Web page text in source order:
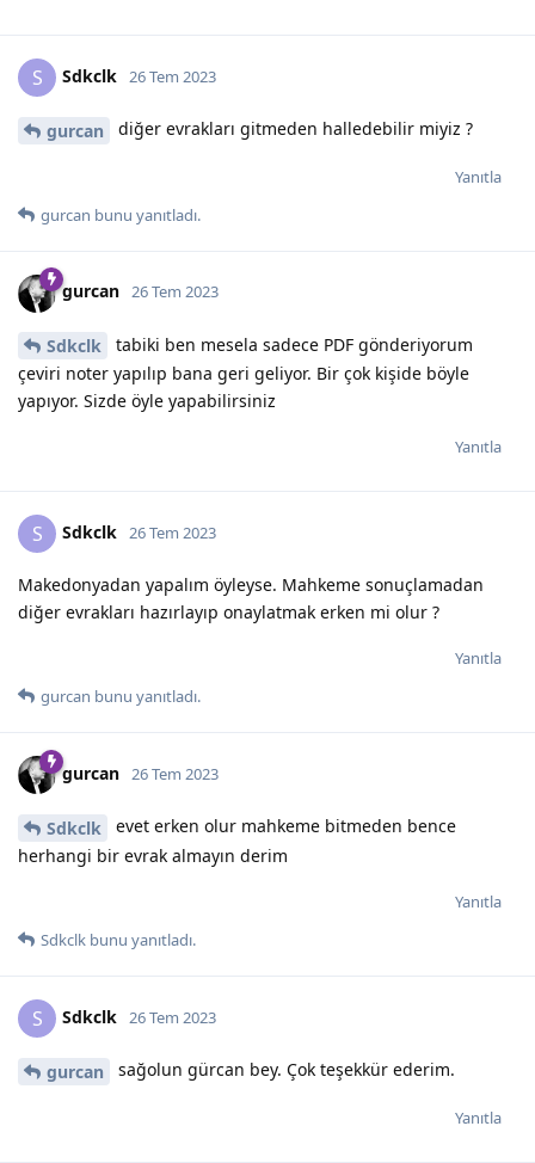
S Sdkclk 26 Tem 2023
gurcan diğer evrakları gitmeden halledebilir miyiz ?
Yanıtla
gurcan bunu yanıtladı.
gurcan 26 Tem 2023
Sdkclk
tabiki ben mesela sadece PDF gönderiyorum
çeviri noter yapılıp bana geri geliyor. Bir çok kişide böyle
yapıyor. Sizde öyle yapabilirsiniz
Yanıtla
S Sdkclk 26 Tem 2023
Makedonyadan yapalım öyleyse. Mahkeme sonuçlamadan
diğer evrakları hazırlayıp onaylatmak erken mi olur ?
Yanıtla
gurcan bunu yanıtladı.
gurcan 26 Tem 2023
Sdkclk
evet erken olur mahkeme bitmeden bence
herhangi bir evrak almayın derim
Yanıtla
Sdkclk bunu yanıtladı.
S Sdkclk 26 Tem 2023
gurcan sağolun gürcan bey. Çok teşekkür ederim.
Yanıtla